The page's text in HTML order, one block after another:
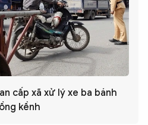
cấp xã xử lý xe ba bánh
kềnh